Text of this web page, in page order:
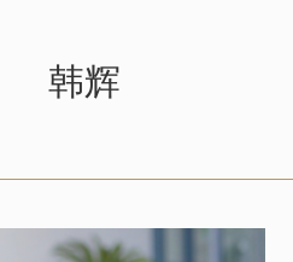
韩辉